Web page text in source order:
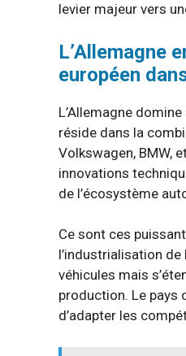
levier majeur vers
L’Allemagne
européen
L’Allemagne
réside dans la
Volkswagen, BMW,
innovations
de l’écosystème
Ce sont ces
l’industrialisation
véhicules mais
production. Le pays
d’adapter les